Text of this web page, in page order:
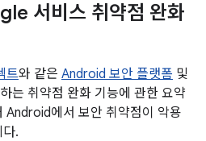
서비스 취약점 완화
트와 같은 Android 보안 플랫폼 및
는 취약점 완화 기능에 관한 요약
Android에서 보안 취약점이 악용
.